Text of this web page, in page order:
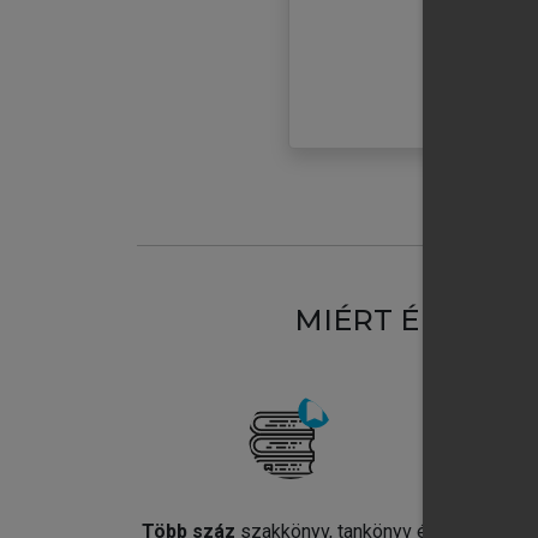
MIÉRT
Több száz szakkönyv, tankönyv és